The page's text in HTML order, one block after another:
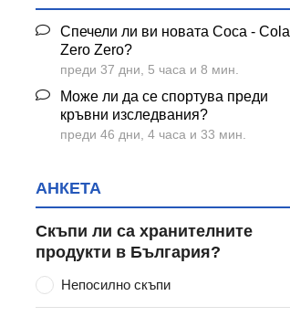
Спечели ли ви новата Coca - Cola
Zero Zero?
преди 37 дни, 5 часа и 8 мин.
Може ли да се спортува преди
кръвни изследвания?
преди 46 дни, 4 часа и 33 мин.
АНКЕТА
Скъпи ли са хранителните
продукти в България?
Непосилно скъпи